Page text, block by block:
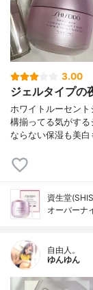
3.00
ジェルタイプの
ホワイトルーセン
構揃ってる気がす
ならない保湿も美
資生堂
オーバーナ
自由人。
ゆんゆん